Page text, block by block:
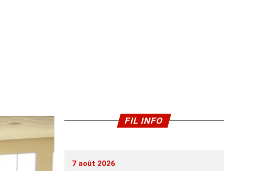
FIL INFO
7 août 2026